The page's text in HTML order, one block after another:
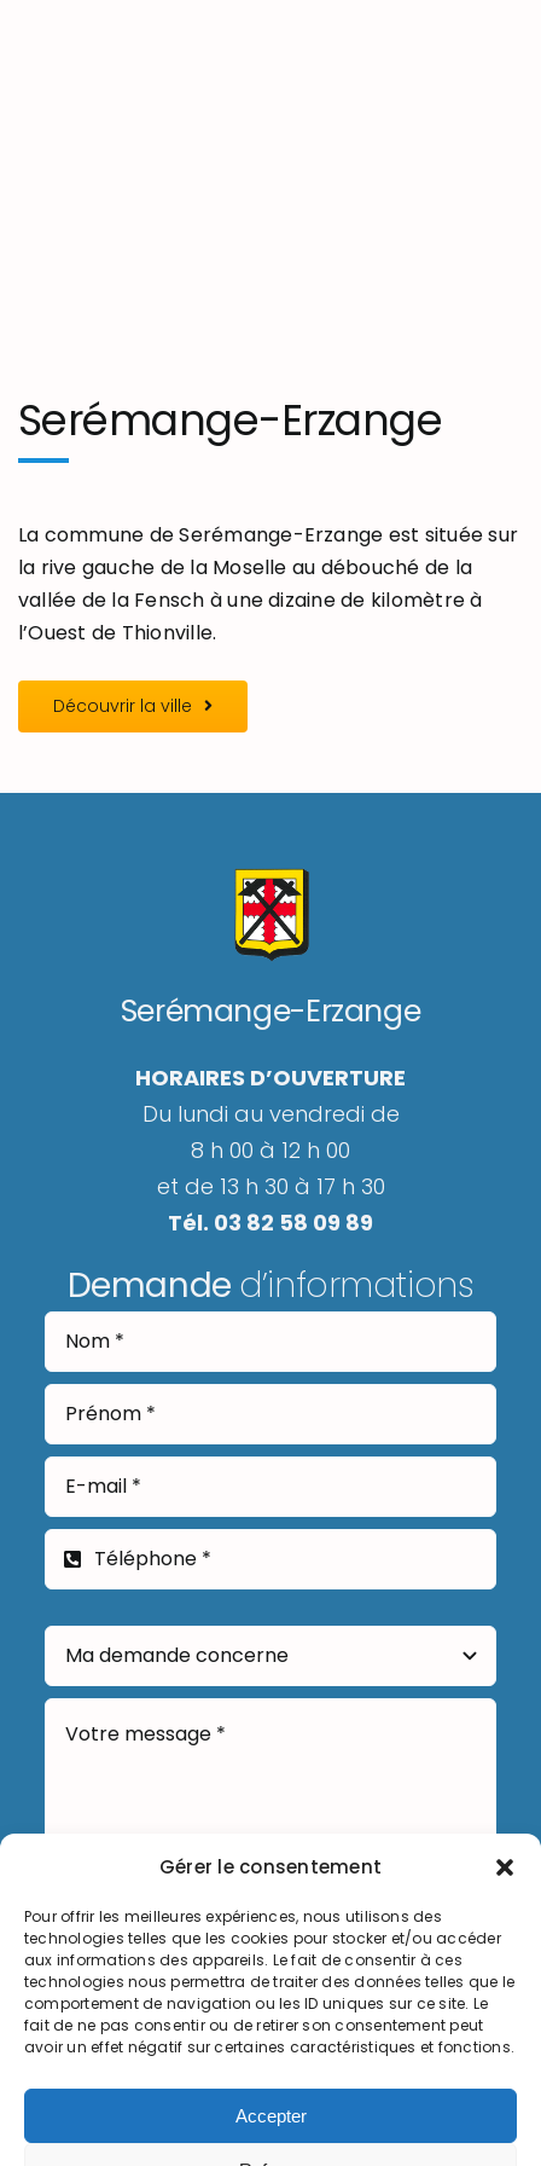
Gérer le consentement
Pour offrir les meilleures expériences, nous utilisons des
technologies telles que les cookies pour stocker et/ou accéder
aux informations des appareils. Le fait de consentir à ces
technologies nous permettra de traiter des données telles que le
comportement de navigation ou les ID uniques sur ce site. Le
fait de ne pas consentir ou de retirer son consentement peut
avoir un effet négatif sur certaines caractéristiques et fonctions.
Accepter
Serémange-Erzange
La commune de Serémange-Erzange est située sur
la rive gauche de la Moselle au débouché de la
vallée de la Fensch à une dizaine de kilomètre à
l’Ouest de Thionville.
Découvrir la ville
Serémange-Erzange
HORAIRES D’OUVERTURE
Du lundi au vendredi de
8 h 00 à 12 h 00
et de 13 h 30 à 17 h 30
Tél. 03 82 58 09 89
Demande d’informations
Envoyer
Informations légales
Politique de cookies (UE)